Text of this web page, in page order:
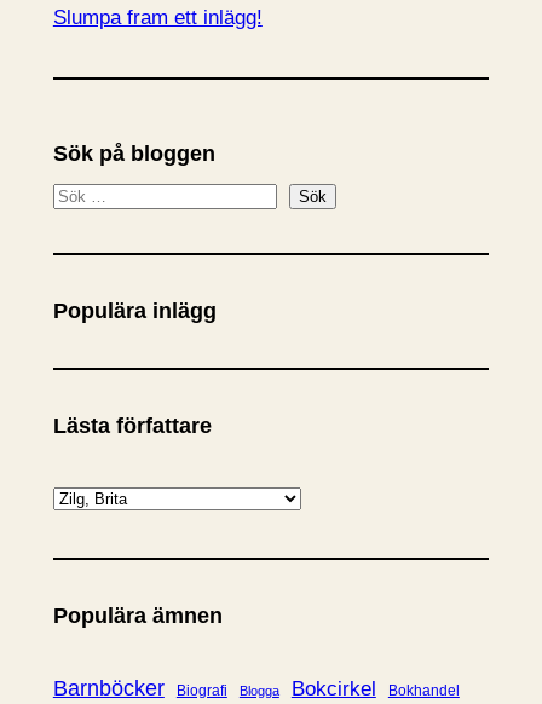
Slumpa fram ett inlägg!
Sök på bloggen
S
k
Sök
Populära inlägg
Lästa författare
K
t
g
r
Populära ämnen
Barnböcker Biografi Blogga Bokcirkel Bokhandel